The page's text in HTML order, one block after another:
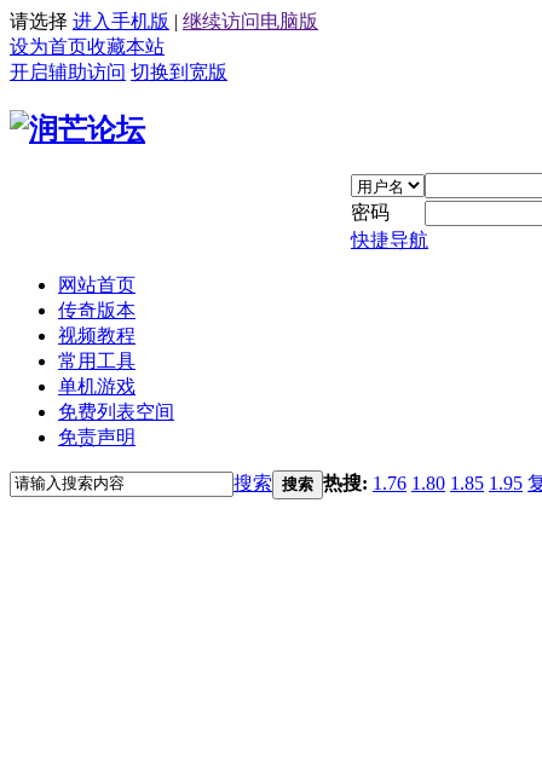
请选择 进入手机版 | 继续访问电脑版
设为首页收藏本站
开启辅助访问 切换到宽版
密码
快捷导航
网站首页
传奇版本
视频教程
常用工具
单机游戏
免费列表空间
免责声明
搜索 搜索 热搜: 1.76 1.80 1.85 1.95